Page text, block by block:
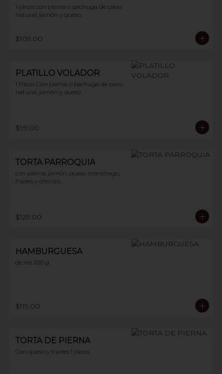
1 pieza con pierna o pechuga de pavo
natural, jamón y queso.
$109.00
PLATILLO VOLADOR
1 Pieza Con pierna o pechuga de pavo
natural, jamón y queso
$99.00
TORTA PARROQUIA
con pierna, jamón, queso manchego,
frijoles y chorizo .
$129.00
HAMBURGUESA
de res 200 g
$119.00
TORTA DE PIERNA
Con queso y frijoles 1 pieza.